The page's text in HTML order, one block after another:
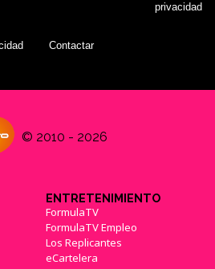
privacidad
Contactar
© 2010 - 2026
ENTRETENIMIENTO
FormulaTV
FormulaTV Empleo
Los Replicantes
eCartelera